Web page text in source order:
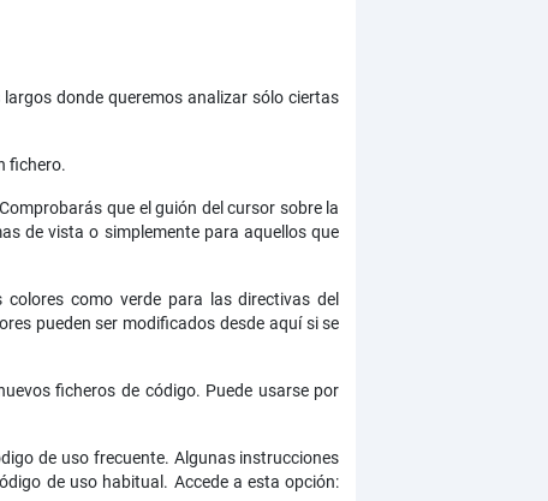
donde queremos analizar sólo ciertas
fichero.
que el guión del cursor sobre la
de vista o simplemente para aquellos que
como verde para las directivas del
pueden ser modificados desde aquí si se
ficheros de código. Puede usarse por
de uso frecuente. Algunas instrucciones
de uso habitual. Accede a esta opción: